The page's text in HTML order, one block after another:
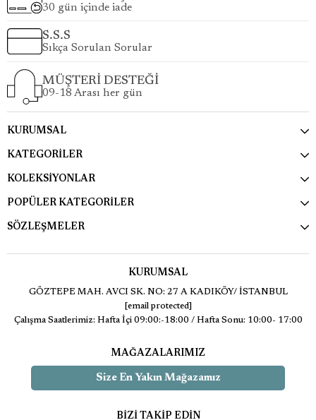
30 gün içinde iade
S.S.S
Sıkça Sorulan Sorular
MÜŞTERİ DESTEĞİ
09-18 Arası her gün
KURUMSAL
KATEGORİLER
KOLEKSİYONLAR
POPÜLER KATEGORİLER
SÖZLEŞMELER
KURUMSAL
GÖZTEPE MAH. AVCI SK. NO: 27 A KADIKÖY/ İSTANBUL
[email protected]
Çalışma Saatlerimiz: Hafta İçi 09:00:-18:00 / Hafta Sonu: 10:00- 17:00
MAĞAZALARIMIZ
Size En Yakın Mağazamız
BİZİ TAKİP EDİN